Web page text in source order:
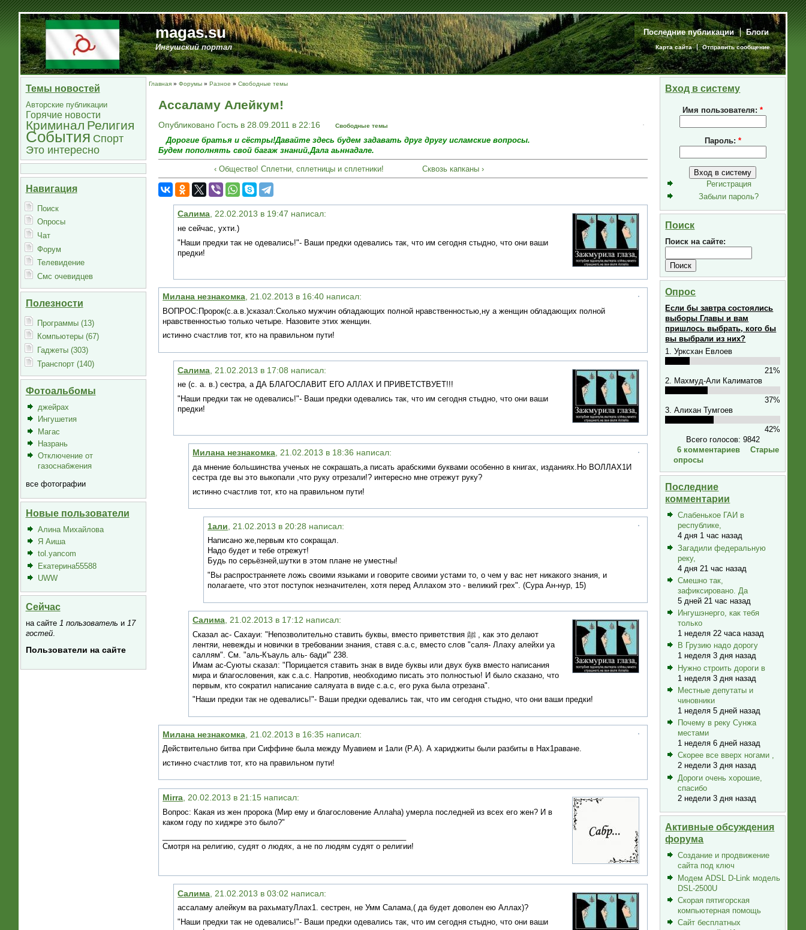
magas.su
Ингушский портал
Последние публикации Блоги
Карта сайта Отправить сообщение
Темы новостей
Авторские публикации
Горячие новости
Криминал Религия
События Спорт
Это интересно
Навигация
Поиск
Опросы
Чат
Форум
Телевидение
Смс очевидцев
Полезности
Программы (13)
Компьютеры (67)
Гаджеты (303)
Транспорт (140)
Фотоальбомы
джейрах
Ингушетия
Магас
Назрань
Отключение от
газоснабжения
все фотографии
Новые пользователи
Алина Михайлова
Я Аиша
tol.yancom
Екатерина55588
UWW
Сейчас
на сайте 1 пользователь и 17
гостей.
Пользователи на сайте
Главная» Форумы» Разное » Свободные темы
Ассаламу Алейкум!
Опубликовано Гость в 28.09.2011 в 22:16 Свободные темы
Дорогие братья и сёстры!Давайте здесь будем задавать друг другу исламские вопросы.
Будем пополнять свой багаж знаний,Дала аьннадале.
‹ Общество! Сплетни, сплетницы и сплетники! Сквозь капканы ›
Салима, 22.02.2013 в 19:47 написал:
не сейчас, ухти.)
"Наши предки так не одевались!"- Ваши предки одевались так, что им сегодня стыдно, что они ваши
предки!
Милана незнакомка, 21.02.2013 в 16:40 написал:
ВОПРОС:Пророк(с.а.в.)сказал:Сколько мужчин обладающих полной нравственностью,ну а женщин обладающих полной
нравственностью только четыре. Назовите этих женщин.
истинно счастлив тот, кто на правильном пути!
Салима , 21.02.2013 в 17:08 написал:
не (с. а. в.) сестра, а ДА БЛАГОСЛАВИТ ЕГО АЛЛАХ И ПРИВЕТСТВУЕТ!!!
"Наши предки так не одевались!"- Ваши предки одевались так, что им сегодня стыдно, что они ваши
предки!
Милана незнакомка, 21.02.2013 в 18:36 написал:
да мнение большинства ученых не сокрашать,а писать арабскими буквами особенно в книгах, изданиях.Но ВОЛЛАХ1И
сестра где вы это выкопали ,что руку отрезали!? интересно мне отрежут руку?
истинно счастлив тот, кто на правильном пути!
1али , 21.02.2013 в 20:28 написал:
Написано же,первым кто сокращал.
Надо будет и тебе отрежут!
Будь по серьёзней,шутки в этом плане не уместны!
"Вы распространяете ложь своими языками и говорите своими устами то, о чем у вас нет никакого знания, и
полагаете, что этот поступок незначителен, хотя перед Аллахом это - великий грех". (Сура Ан-нур, 15)
Салима, 21.02.2013 в 17:12 написал:
Сказал ас- Сахауи: "Непозволительно ставить буквы, вместо приветствия ﷺ , как это делают
лентяи, невежды и новички в требовании знания, ставя с.а.с, вместо слов "саля- Ллаху алейхи уа
саллям". См. "аль-Къауль аль- бади'" 238.
Имам ас-Суюты сказал: "Порицается ставить знак в виде буквы или двух букв вместо написания
мира и благословения, как с.а.с. Напротив, необходимо писать это полностью! И было сказано, что
первым, кто сократил написание саляуата в виде с.а.с, его рука была отрезана".
"Наши предки так не одевались!"- Ваши предки одевались так, что им сегодня стыдно, что они ваши предки!
Милана незнакомка , 21.02.2013 в 16:35 написал:
Действительно битва при Сиффине была между Муавием и 1али (Р.А). А хариджиты были разбиты в Нах1раване.
истинно счастлив тот, кто на правильном пути!
Mirra , 20.02.2013 в 21:15 написал:
Вопрос: Какая из жен пророка (Мир ему и благословение Аллаhа) умерла последней из всех его жен? И в
каком году по хиджре это было?"
Смотря на религию, судят о людях, а не по людям судят о религии!
Салима , 21.02.2013 в 03:02 написал:
ассаламу алейкум ва рахьматуЛлах1. сестрен, не Умм Салама,( да будет доволен ею Аллах)?
"Наши предки так не одевались!"- Ваши предки одевались так, что им сегодня стыдно, что они ваши
Вход в систему
Имя пользователя:*
Пароль: *
Регистрация
Забыли пароль?
Поиск
Поиск на сайте:
Опрос
Если бы завтра состоялись
выборы Главы и вам
пришлось выбрать, кого бы
вы выбрали из них?
1. Урксхан Евлоев
21%
2. Махмуд-Али Калиматов
37%
3. Алихан Тумгоев
42%
Всего голосов: 9842
6 комментариев
Старые
опросы
Последние
комментарии
Слабенькое ГАИ в
республике,
4 дня 1 час назад
Загадили федеральную
реку,
4 дня 21 час назад
Смешно так,
зафиксировано. Да
5 дней 21 час назад
Ингушэнерго, как тебя
только
1 неделя 22 часа назад
В Грузию надо дорогу
1 неделя 3 дня назад
Нужно строить дороги в
1 неделя 3 дня назад
Местные депутаты и
чиновники
1 неделя 5 дней назад
Почему в реку Сунжа
местами
1 неделя 6 дней назад
Скорее все вверх ногами ,
2 недели 3 дня назад
Дороги очень хорошие,
спасибо
2 недели 3 дня назад
Активные обсуждения
форума
Создание и продвижение
сайта под ключ
Модем ADSL D-Link модель
DSL-2500U
Скорая пятигорская
компьютерная помощь
Сайт бесплатных